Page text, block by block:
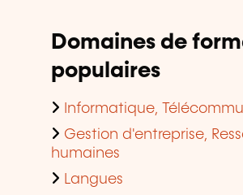
Domaines de
populaires
Informatique,
Gestion d'entreprise,
humaines
Langues